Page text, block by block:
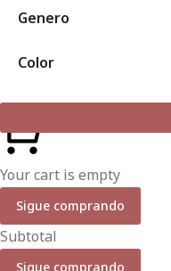
Genero
Color
Your cart is empty
Sigue comprando
Subtotal
Sigue comprando